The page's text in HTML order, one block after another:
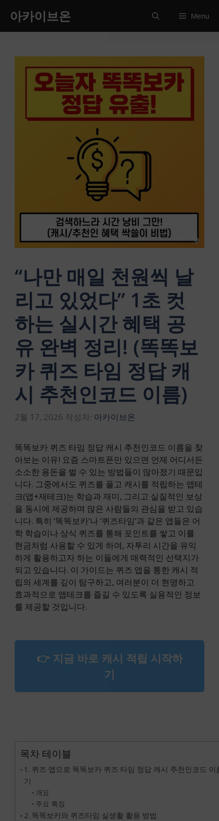
츠
아카이브온 Menu
“나만 매일 천원씩 날
리고 있었다” 1초 컷
하는 실시간 혜택 공
유 완벽 정리! (똑똑보
카 퀴즈 타임 정답 캐
시 추천인코드 이름)
2월 17, 2026 작성자: 아카이브온
똑똑보카 퀴즈 타임 정답 캐시 추천인코드 이름을 찾
아보는 이유! 요즘 스마트폰만 있으면 언제 어디서든
소소한 용돈을 벌 수 있는 방법들이 많아졌기 때문입
니다. 그중에서도 퀴즈를 풀고 캐시를 적립하는 앱테
크(앱+재테크)는 학습과 재미, 그리고 실질적인 보상
을 동시에 제공하며 많은 사람들의 관심을 받고 있습
니다. 특히 ‘똑똑보카’나 ‘퀴즈타임’과 같은 앱들은 어
학 학습이나 상식 퀴즈를 통해 포인트를 쌓고 이를
현금처럼 사용할 수 있게 하여, 자투리 시간을 유익
하게 활용하고자 하는 이들에게 매력적인 선택지가
되고 있습니다. 이 가이드는 퀴즈 앱을 통한 캐시 적
립의 세계를 깊이 탐구하고, 여러분이 더 현명하고
효과적으로 앱테크를 즐길 수 있도록 실용적인 정보
를 제공할 것입니다.
👉 지금 바로 캐시 적립 시작하
기
목차 테이블
1. 퀴즈 앱으로 똑똑보카 퀴즈 타임 정답 캐시 추천인코드 이
기
개요
주요 특징
2. 똑똑보카와 퀴즈타임 실생활 활용 방법